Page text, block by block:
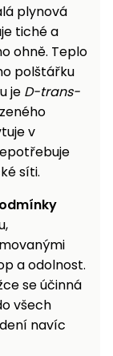
plynová
tiché a
ohně. Teplo
polštářku
je D-trans-
v
síti.
a odolnost.
se účinná
všech
navíc